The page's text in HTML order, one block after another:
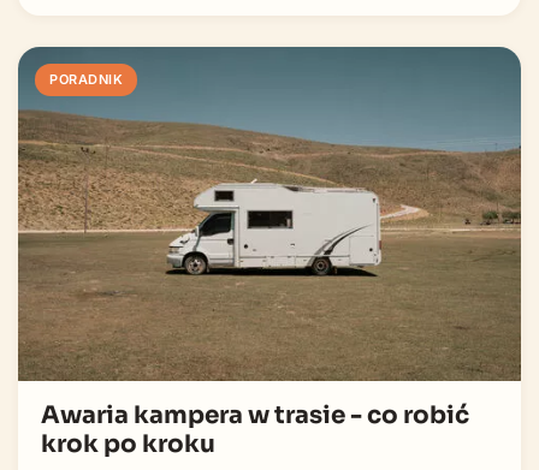
PORADNIK
Awaria kampera w trasie - co robić
krok po kroku